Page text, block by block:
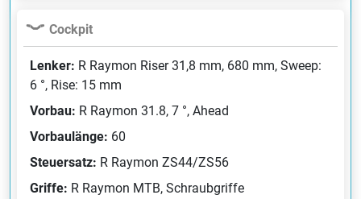
Cockpit
Lenker: R Raymon Riser 31,8 mm, 680 mm, Sweep:
6 °, Rise: 15 mm
Vorbau: R Raymon 31.8, 7 °, Ahead
Vorbaulänge: 60
Steuersatz: R Raymon ZS44/ZS56
Griffe: R Raymon MTB, Schraubgriffe